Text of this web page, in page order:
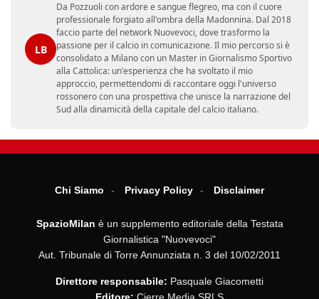
LB
Da Pozzuoli con ardore e sangue flegreo, ma con il cuore
professionale forgiato all'ombra della Madonnina. Dal 2018
faccio parte del network Nuovevoci, dove trasformo la
passione per il calcio in comunicazione. Il mio percorso si è
consolidato a Milano con un Master in Giornalismo Sportivo
alla Cattolica: un'esperienza che ha svoltato il mio
approccio, permettendomi di raccontare oggi l'universo
rossonero con una prospettiva che unisce la narrazione del
Sud alla dinamicità della capitale del calcio italiano.
Chi Siamo Privacy Policy Disclaimer
SpazioMilan è un supplemento editoriale della Testata
Giornalistica "Nuovevoci"
Aut. Tribunale di Torre Annunziata n. 3 del 10/02/2011
Direttore responsabile: Pasquale Giacometti